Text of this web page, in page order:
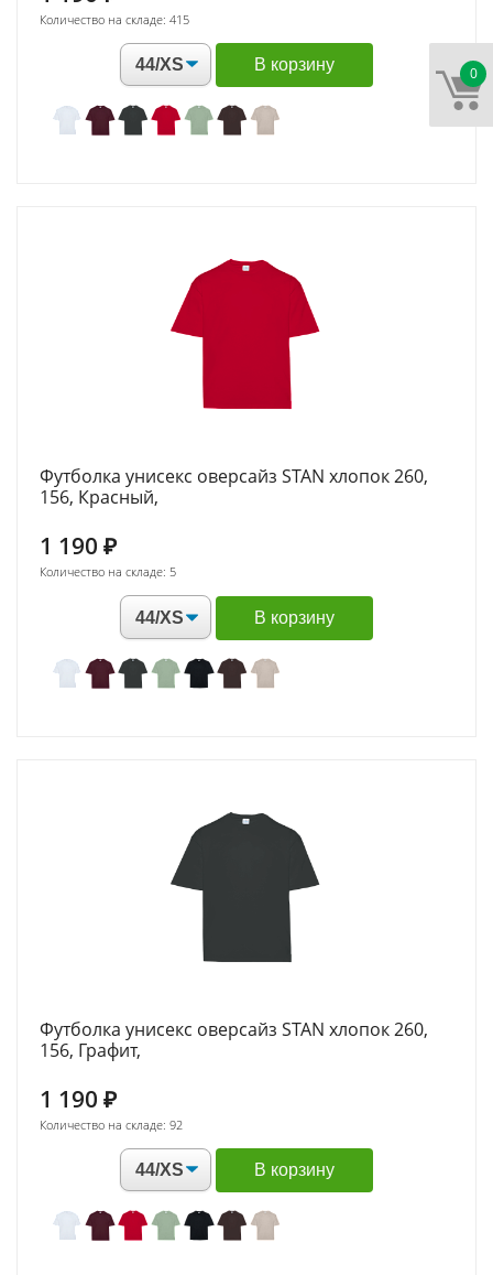
0
Количество на складе: 415
В корзину
Футболка унисекс оверсайз STAN хлопок 260,
156, Красный,
1 190 ₽
Количество на складе: 5
В корзину
Футболка унисекс оверсайз STAN хлопок 260,
156, Графит,
1 190 ₽
Количество на складе: 92
В корзину